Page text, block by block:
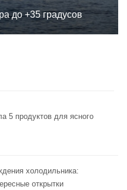
до +35 градусов
5 продуктов для ясного
холодильника:
открытки